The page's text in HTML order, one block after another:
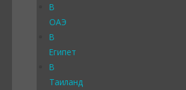
В
ОАЭ
В
Египет
В
Таиланд